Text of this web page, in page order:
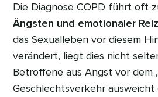
Die Diagnose COPD führt oft
Ängsten und emotionaler
das Sexualleben vor diesem
verändert, liegt dies nicht
Betroffene aus Angst vor dem
Geschlechtsverkehr ausweicht